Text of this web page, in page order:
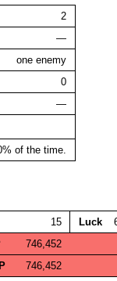
2
—
one enemy
0
—
of the time.
15 Luck
746,452
746,452